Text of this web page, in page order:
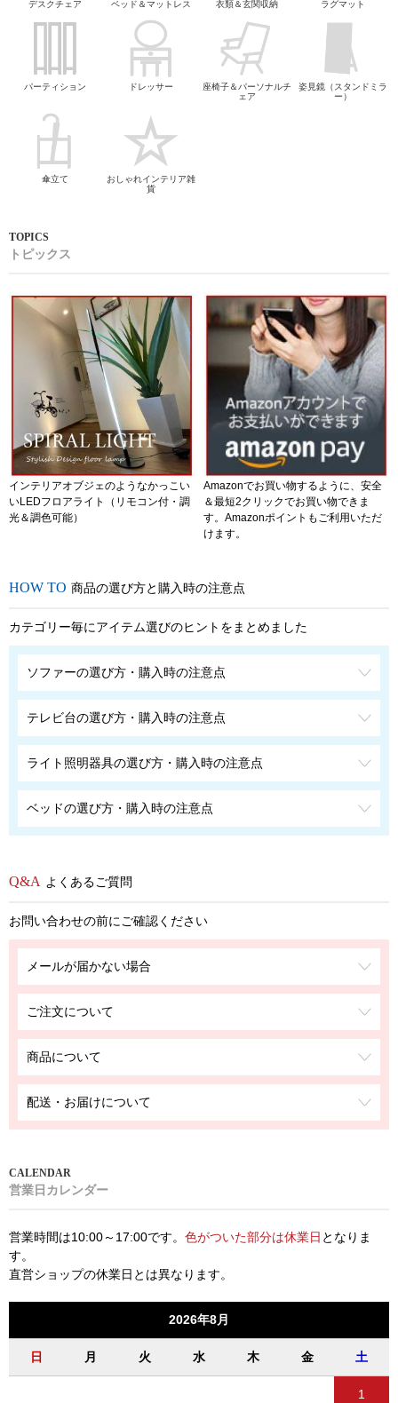
デスクチェア ベッド＆マットレス 衣類＆玄関収納 ラグマット
パーティション ドレッサー
座椅子＆パーソナルチ
ェア
姿見鏡（スタンドミラ
ー）
傘立て
おしゃれインテリア雑
貨
トピックス
インテリアオブジェのようなかっこい
いLEDフロアライト（リモコン付・調
光＆調色可能）
Amazonでお買い物するように、安全
＆最短2クリックでお買い物できま
す。Amazonポイントもご利用いただ
けます。
商品の選び方と購入時の注意点
カテゴリー毎にアイテム選びのヒントをまとめました
ソファーの選び方・購入時の注意点
テレビ台の選び方・購入時の注意点
ライト照明器具の選び方・購入時の注意点
ベッドの選び方・購入時の注意点
よくあるご質問
お問い合わせの前にご確認ください
メールが届かない場合
ご注文について
商品について
配送・お届けについて
営業日カレンダー
営業時間は10:00～17:00です。 色がついた部分は休業日 となりま
す。
直営ショップの休業日とは異なります。
2026年8月
日 月 火 水 木 金 土
1